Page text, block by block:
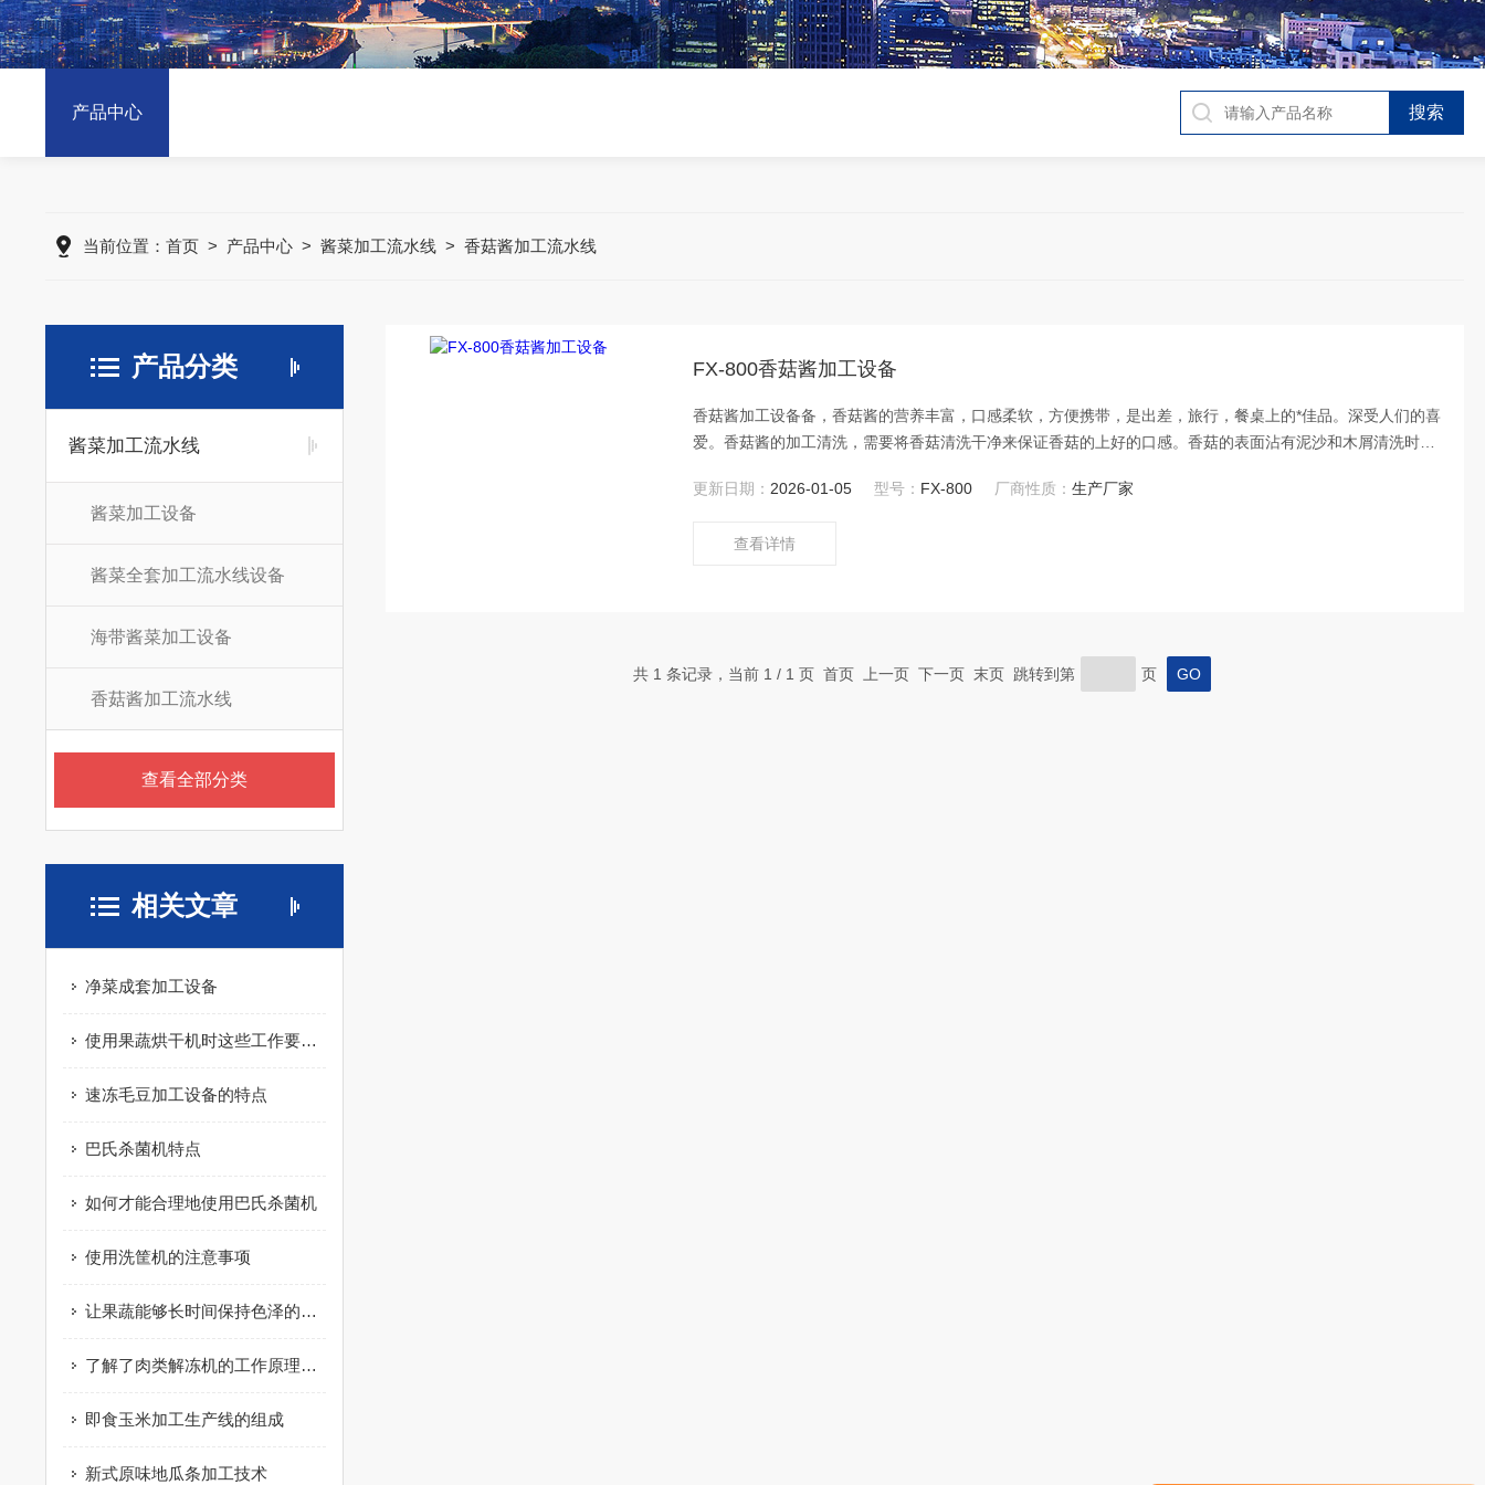
产品中心
当前位置： 首页> 产品中心> 酱菜加工流水线> 香菇酱加工流水线
产品分类
酱菜加工流水线
酱菜加工设备
酱菜全套加工流水线设备
海带酱菜加工设备
香菇酱加工流水线
查看全部分类
相关文章
净菜成套加工设备
使用果蔬烘干机时这些工作要做好！
速冻毛豆加工设备的特点
巴氏杀菌机特点
如何才能合理地使用巴氏杀菌机
使用洗筐机的注意事项
让果蔬能够长时间保持色泽的果蔬漂烫机
了解了肉类解冻机的工作原理才能更好的使用它
即食玉米加工生产线的组成
新式原味地瓜条加工技术
FX-800香菇酱加工设备
香菇酱加工设备备，香菇酱的营养丰富，口感柔软，方便携带，是出差，旅行，餐桌上的*佳品。深受人们的喜
爱。香菇酱的加工清洗，需要将香菇清洗干净来保证香菇的上好的口感。香菇的表面沾有泥沙和木屑清洗时重
更新日期： 2026-01-05 型号： FX-800 厂商性质：生产厂家
查看详情
共 1 条记录，当前 1 / 1 页 首页 上一页 下一页 末页 跳转到第 页